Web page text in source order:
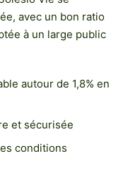
avec un bon ratio
à un large public
autour de 1,8% en
et sécurisée
conditions